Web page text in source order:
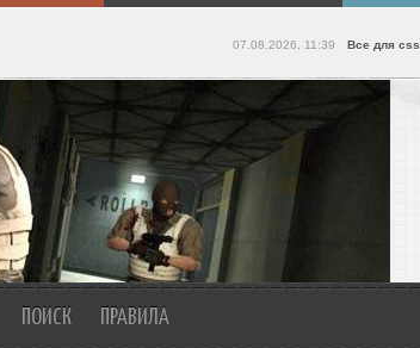
07.08.2026, 11:39 Все для css
ПОИСК ПРАВИЛА